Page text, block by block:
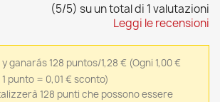
(5/5) su un total di 1 valutazioni
Leggi le recensioni
ganarás 128 puntos/1,28 € (Ogni 1,00 €
punto = 0,01 € sconto)
128 punti che possono essere